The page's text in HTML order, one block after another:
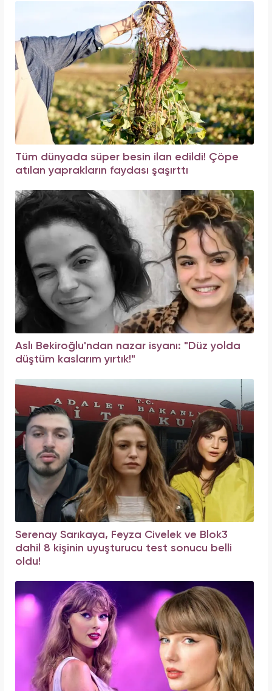
Tüm dünyada süper besin ilan edildi! Çöpe
atılan yaprakların faydası şaşırttı
Aslı Bekiroğlu'ndan nazar isyanı: "Düz yolda
düştüm kaslarım yırtık!"
Serenay Sarıkaya, Feyza Civelek ve Blok3
dahil 8 kişinin uyuşturucu test sonucu belli
oldu!